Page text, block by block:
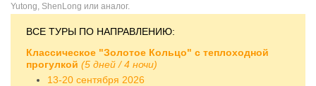
Yutong, ShenLong или аналог.
ВСЕ ТУРЫ ПО НАПРАВЛЕНИЮ:
Классическое "Золотое Кольцо" с теплоходной
прогулкой (5 дней / 4 ночи)
13-20 сентября 2026